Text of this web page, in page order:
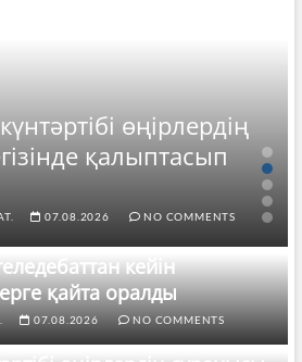
өңірлердің
қалыптасып
07.08.2026 NO COMMENTS
кейін
қайта оралды
07.08.2026 NO COMMENTS